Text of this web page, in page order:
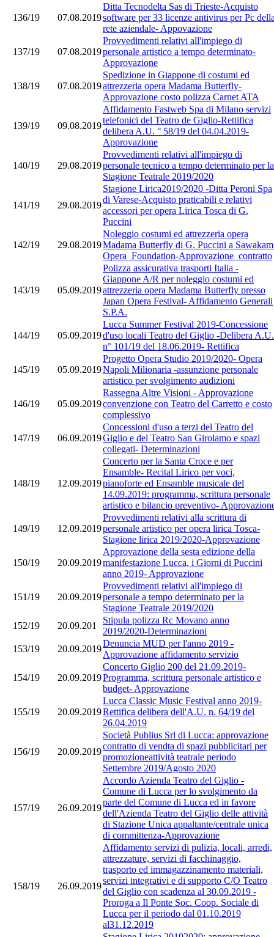
136/19 07.08.2019
Ditta Tecnodelta Sas di Trieste-Acquisto
software per 33 licenze antivirus per Pc
rete aziendale- Appovazione
137/19 07.08.2019
Provvedimenti relativi all'impiego di
personale artistico a tempo determinato-
Approvazione
138/19 07.08.2019
Spedizione in Giappone di costumi ed
attrezzeria opera Madama Butterfly-
Approvazione costo polizza Carnet ATA
139/19 09.08.2019
Affidamento Fastweb Spa di Milano servizi
telefonici del Teatro de Giglio-Rettifica
delibera A.U. ° 58/19 del 04.04.2019-
Approvazione
140/19 29.08.2019
Provvedimenti relativi all'impiego di
personale tecnico a tempo determinato per la
Stagione Teatrale 2019/2020
141/19 29.08.2019
Stagione Lirica2019/2020 -Ditta Peroni Spa
di Varese-Acquisto praticabili e relativi
accessori per opera Lirica Tosca di G.
Puccini
142/19 29.08.2019
Noleggio costumi ed attrezzeria opera
Madama Butterfly di G. Puccini a
Opera Foundation-Approvazione contratto
143/19 05.09.2019
Polizza assicurativa trasporti Italia -
Giappone A/R per noleggio costumi ed
attrezzeria opera Madama Butterfly presso
Japan Opera Festival- Affidamento Generali
S.P.A.
144/19 05.09.2019
Lucca Summer Festival 2019-Concessione
d'uso locali Teatro del Giglio -Delibera A.U.
n° 101/19 del 18.06.2019- Rettifica
145/19 05.09.2019
Progetto Opera Studio 2019/2020- Opera
Napoli Milionaria -assunzione personale
artistico per svolgimento audizioni
146/19 05.09.2019
Rassegna Altre Visioni - Approvazione
convenzione con Teatro del Carretto e costo
complessivo
147/19 06.09.2019
Concessioni d'uso a terzi del Teatro del
Giglio e del Teatro San Girolamo e spazi
collegati- Determinazioni
148/19 12.09.2019
Concerto per la Santa Croce e per
Ensamble- Recital Lirico per voci,
pianoforte ed Ensamble musicale del
14.09.2019: programma, scrittura personale
artistico e bilancio preventivo-
149/19 12.09.2019
Provvedimenti relativi alla scrittura di
personale artistico per opera lirica Tosca-
Stagione lirica 2019/2020-Approvazione
150/19 20.09.2019
Approvazione della sesta edizione della
manifestazione Lucca, i Giorni di Puccini
anno 2019- Approvazione
151/19 20.09.2019
Provvedimenti relativi all'impiego di
personale a tempo determinato per la
Stagione Teatrale 2019/2020
152/19
20.09.201
Stipula polizza Rc Movano anno
2019/2020-Determinazioni
153/19
20.09.2019
Denuncia MUD per l'anno 2019 -
Approvazione affidamento servizio
154/19 20.09.2019
Concerto Giglio 200 del 21.09.2019-
Programma, scrittura personale artistico e
budget- Approvazione
155/19 20.09.2019
Lucca Classic Music Festival anno 2019-
Rettifica delibera dell'A.U. n. 64/19 del
26.04.2019
156/19 20.09.2019
Società Publius Srl di Lucca: approvazione
contratto di vendta di spazi pubblicitari per
promozioneattività teatrale periodo
Settembre 2019/Agosto 2020
157/19 26.09.2019
Accordo Azienda Teatro del Giglio -
Comune di Lucca per lo svolgimento da
parte del Comune di Lucca ed in favore
dell'Azienda Teatro del Giglio delle attività
di Stazione Unica appaltante/centrale unica
di committenza-Approvazione
158/19 26.09.2019
Affidamento servizi di pulizia, locali, arredi,
attrezzature, servizi di facchinaggio,
trasporto ed immagazzinamento materiali,
servizi integrativi e di supporto C/O Teatro
del Giglio con scadenza al 30.09.2019 -
Proroga a Il Ponte Soc. Coop. Sociale di
Lucca per il periodo dal 01.10.2019
al31.12.2019